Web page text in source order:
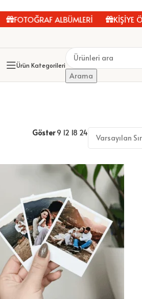
FOTOĞRAF ALBÜMLERİ KİŞİYE
Ürün Kategorileri
Arama
Göster9 12 18 24